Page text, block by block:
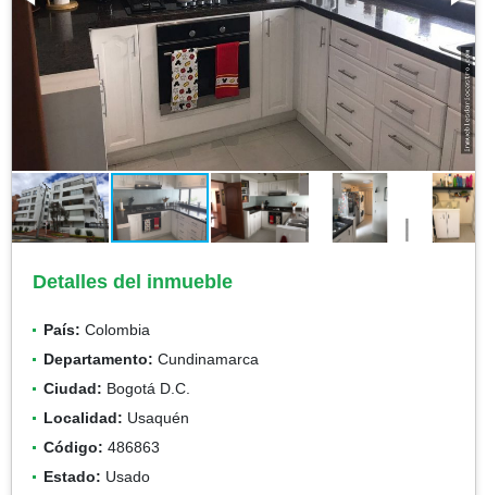
Detalles del inmueble
País: Colombia
Departamento: Cundinamarca
Ciudad: Bogotá D.C.
Localidad: Usaquén
Código: 486863
Estado: Usado